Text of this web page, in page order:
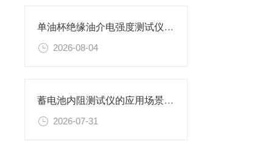
单油杯绝缘油介电强度测试仪特性及操作步骤
2026-08-04
蓄电池内阻测试仪的应用场景有哪些
2026-07-31